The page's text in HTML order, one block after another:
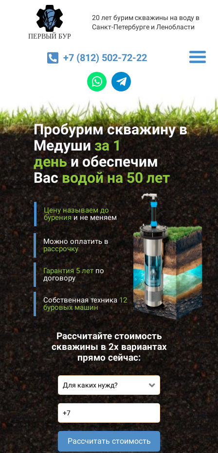
ПЕРВЫЙ БУР
20 лет бурим скважины на воду в
Санкт-Петербурге и Ленобласти
+7 (812) 502-72-22
Пробурим скважину в
Медуши за 1
деньиобеспечим
Васводой на 50 лет
Цену называем до
буренияи не меняем
Собственная техника 12
буровых машин
Можно оплатить в
рассрочку
Рассчитайте стоимость
скважины в 2х вариантах
прямо сейчас:
Для каких нужд?
Рассчитать стоимость
Гарантия 5 лет по
договору